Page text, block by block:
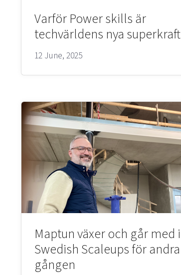
Varför Power skills är
techvärldens nya superkraft
12 June, 2025
Maptun växer och går med i
Swedish Scaleups för andra
gången